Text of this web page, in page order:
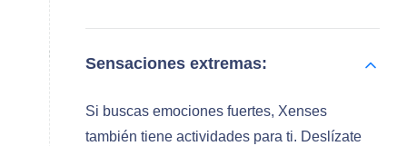
Sensaciones extremas:
Si buscas emociones fuertes, Xenses
también tiene actividades para ti. Deslízate